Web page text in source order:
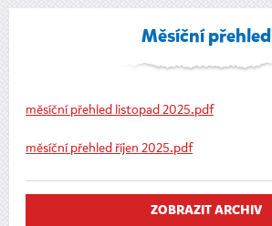
Měsíční přehled
měsíční přehled listopad 2025.pdf
měsíční přehled říjen 2025.pdf
ZOBRAZIT ARCHIV